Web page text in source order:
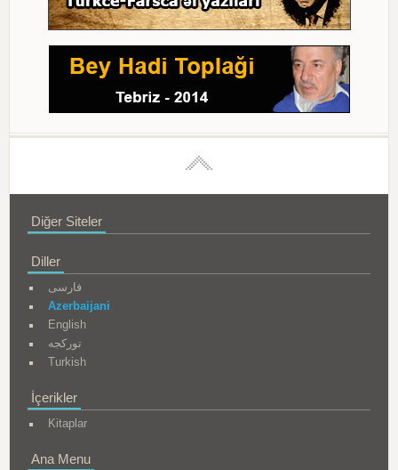
Diğer Siteler
Diller
فارسی
Azerbaijani
English
تورکجه
Turkish
İçerikler
Kitaplar
Ana Menu